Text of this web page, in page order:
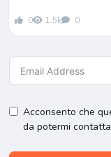
0 1.5k 0
Acconsento che
da potermi